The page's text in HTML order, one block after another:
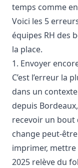
temps comme
Voici les 5
équipes RH des
la place.
1. Envoyer
C’est l’erreur la
dans un
depuis
recevoir un bout
change peut-
imprimer,
2025 relève du